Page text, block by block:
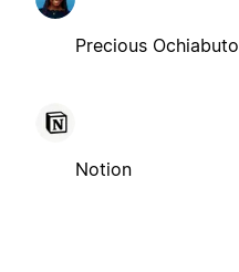
Precious Ochiabuto
Notion